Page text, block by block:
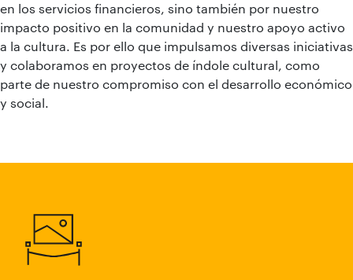
en los servicios financieros, sino también por nuestro
impacto positivo en la comunidad y nuestro apoyo activo
a la cultura. Es por ello que impulsamos diversas iniciativas
y colaboramos en proyectos de índole cultural, como
parte de nuestro compromiso con el desarrollo económico
y social.